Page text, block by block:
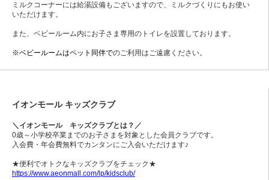
ミルクコーナーには給湯設備もございますので、ミルクづくりにもお使い
いただけます。
また、ベビールーム内にお子さま専用のトイレを設置しております。
※ベビールームはペット同伴でのご利用はご遠慮ください。
イオンモール キッズクラブ
＼イオンモール キッズクラブとは？／
0歳～小学校卒業までのお子さまを対象とした会員クラブです。
入会費・年会費無料でカンタンにご入会いただけます♪
★便利でオトクなキッズクラブをチェック★
https://www.aeonmall.com/lp/kidsclub/